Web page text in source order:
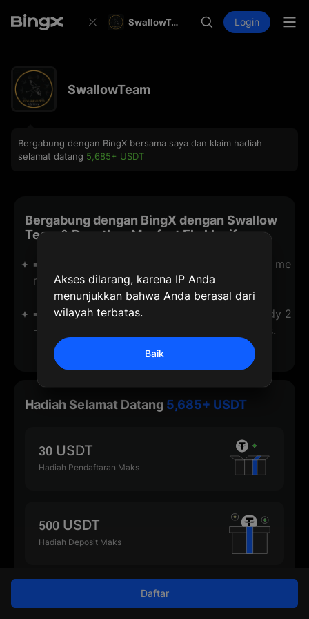
SwallowTeam Login
SwallowTeam
Bergabung dengan BingX bersama saya dan klaim hadiah
selamat datang 5,685+ USDT
Bergabung dengan BingX dengan Swallow
Team & Dapatkan Manfaat Eksklusif
➡️ Join BingX via our link and 7 day access to me
mbership (Send Your UID)
➡️ Enjoy additional -20% fees on top of already 2
-3x lower fees, compared to other exchanges.
Hadiah Selamat Datang 5,685+ USDT
30 USDT
Hadiah Pendaftaran Maks
500 USDT
Hadiah Deposit Maks
Akses dilarang, karena IP Anda
menunjukkan bahwa Anda berasal dari
wilayah terbatas.
Baik
Daftar